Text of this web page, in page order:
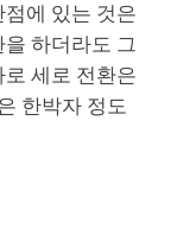
에 있는 것은
하더라도 그
세로 전환은
한박자 정도